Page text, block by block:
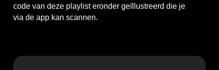
code van deze playlist eronder geïllustreerd die je
via de app kan scannen.